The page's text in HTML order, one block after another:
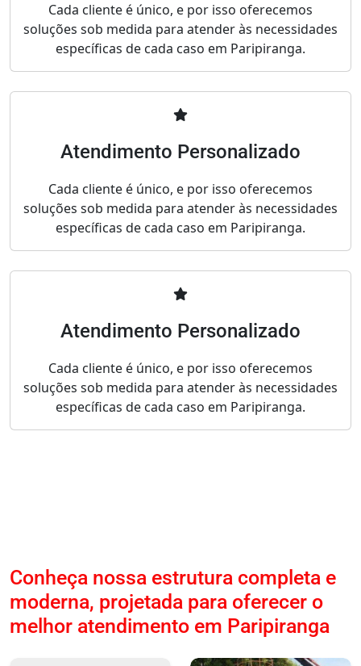
Cada cliente é único, e por isso oferecemos
soluções sob medida para atender às necessidades
específicas de cada caso em Paripiranga.
Atendimento Personalizado
Cada cliente é único, e por isso oferecemos
soluções sob medida para atender às necessidades
específicas de cada caso em Paripiranga.
Atendimento Personalizado
Cada cliente é único, e por isso oferecemos
soluções sob medida para atender às necessidades
específicas de cada caso em Paripiranga.
Conheça nossa estrutura completa e
moderna, projetada para oferecer o
melhor atendimento em Paripiranga